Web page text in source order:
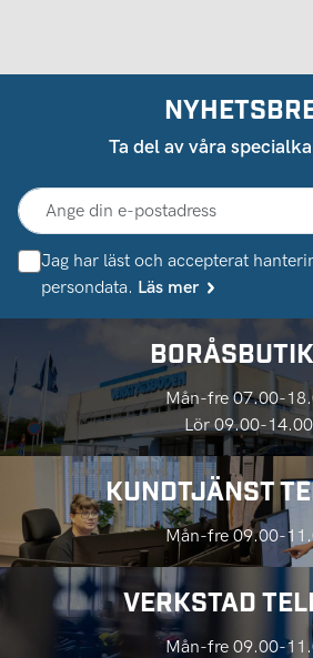
Ta del av våra
Jag har läst och accepterat
persondata. Läs mer
Mån-fre 07.00-
Lör 09.00-14.00
KUNDTJÄNST
Mån-fre 09.00-
VERKSTAD
Mån-fre 09.00-